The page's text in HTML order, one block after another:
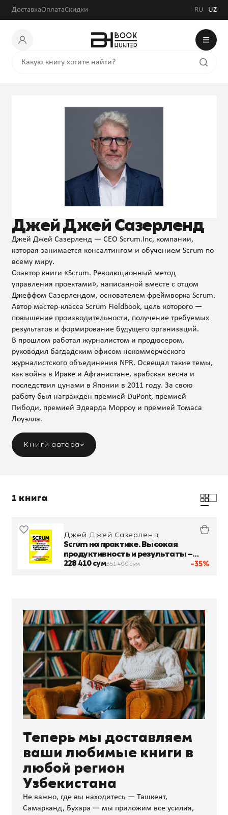
ДоставкаОплатаСкидки RU UZ
Джей Джей Сазерленд
Джей Джей Сазерленд — СЕО Scrum.Inc, компании,
которая занимается консалтингом и обучением Scrum по
всему миру.
Соавтор книги «Scrum. Революционный метод
управления проектами», написанной вместе с отцом
Джеффом Сазерлендом, основателем фреймворка Scrum.
Автор мастер-класса Scrum Fieldbook, цель которого —
повышение производительности, получение требуемых
результатов и формирование будущего организаций.
В прошлом работал журналистом и продюсером,
руководил багдадским офисом некоммерческого
журналистского объединения NPR. Освещал такие темы,
как война в Ираке и Афганистане, арабская весна и
последствия цунами в Японии в 2011 году. За свою
работу был награжден премией DuPont, премией
Пибоди, премией Эдварда Морроу и премией Томаса
Лоуэлла.
Книги автора
1 книга
-35%
Джей Джей Сазерленд
Scrum на практике. Высокая
продуктивность и результаты —
прямо сейчас
228 410 сум351 400 сум
Теперь мы доставляем
ваши любимые книги в
любой регион
Узбекистана
Не важно, где вы находитесь — Ташкент,
Самарканд, Бухара — мы приложим все усилия,